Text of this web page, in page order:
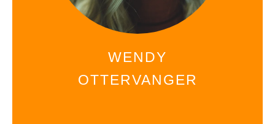
WENDY
OTTERVANGER